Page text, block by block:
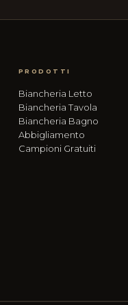
PRODOTTI
Biancheria Letto
Biancheria Tavola
Biancheria Bagno
Abbigliamento
Campioni Gratuiti